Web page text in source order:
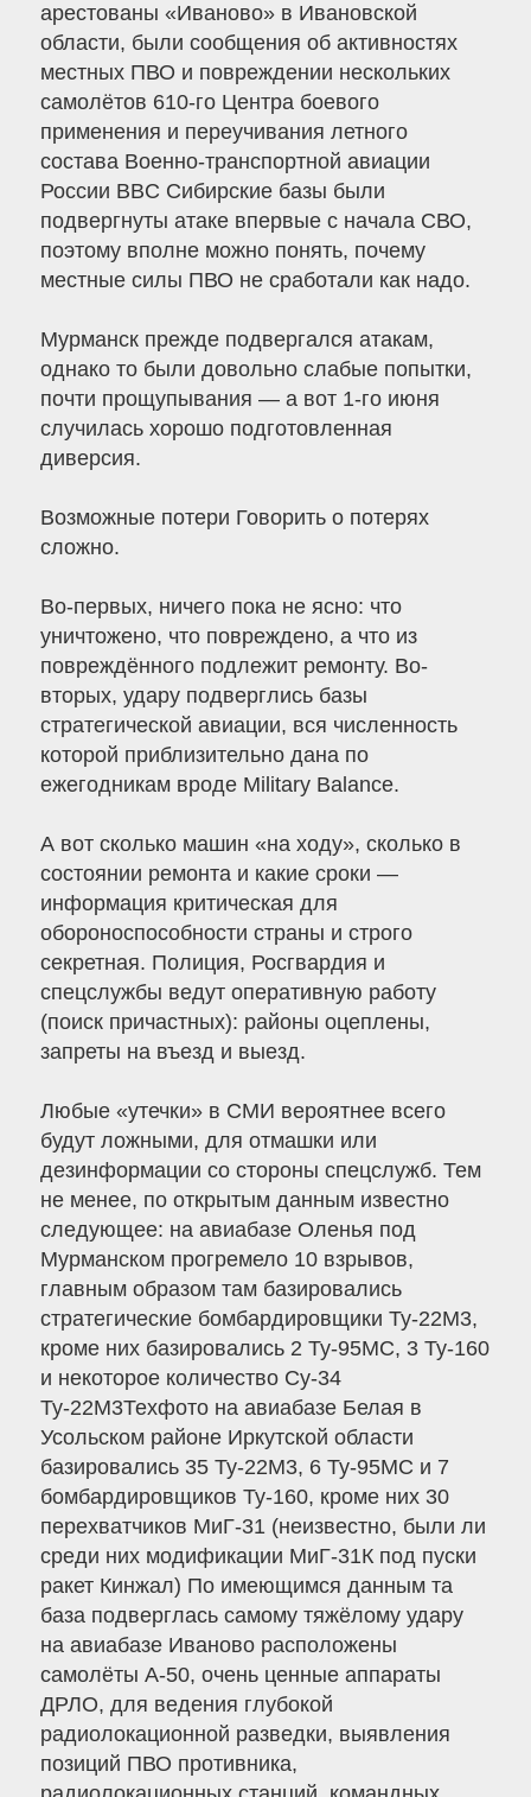
арестованы «Иваново» в Ивановской
области, были сообщения об активностях
местных ПВО и повреждении нескольких
самолётов 610-го Центра боевого
применения и переучивания летного
состава Военно-транспортной авиации
России BBC Сибирские базы были
подвергнуты атаке впервые с начала СВО,
поэтому вполне можно понять, почему
местные силы ПВО не сработали как надо.
Мурманск прежде подвергался атакам,
однако то были довольно слабые попытки,
почти прощупывания — а вот 1-го июня
случилась хорошо подготовленная
диверсия.
Возможные потери Говорить о потерях
сложно.
Во-первых, ничего пока не ясно: что
уничтожено, что повреждено, а что из
повреждённого подлежит ремонту. Во-
вторых, удару подверглись базы
стратегической авиации, вся численность
которой приблизительно дана по
ежегодникам вроде Military Balance.
А вот сколько машин «на ходу», сколько в
состоянии ремонта и какие сроки —
информация критическая для
обороноспособности страны и строго
секретная. Полиция, Росгвардия и
спецслужбы ведут оперативную работу
(поиск причастных): районы оцеплены,
запреты на въезд и выезд.
Любые «утечки» в СМИ вероятнее всего
будут ложными, для отмашки или
дезинформации со стороны спецслужб. Тем
не менее, по открытым данным известно
следующее: на авиабазе Оленья под
Мурманском прогремело 10 взрывов,
главным образом там базировались
стратегические бомбардировщики Ту-22М3,
кроме них базировались 2 Ту-95МС, 3 Ту-160
и некоторое количество Су-34
Ту-22М3Техфото на авиабазе Белая в
Усольском районе Иркутской области
базировались 35 Ту-22М3, 6 Ту-95МС и 7
бомбардировщиков Ту-160, кроме них 30
перехватчиков МиГ-31 (неизвестно, были ли
среди них модификации МиГ-31К под пуски
ракет Кинжал) По имеющимся данным та
база подверглась самому тяжёлому удару
на авиабазе Иваново расположены
самолёты А-50, очень ценные аппараты
ДРЛО, для ведения глубокой
радиолокационной разведки, выявления
позиций ПВО противника,